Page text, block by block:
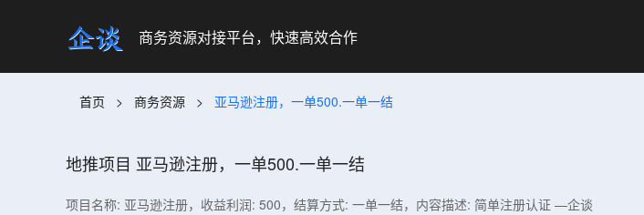
商务资源对接平台，快速高效合作
首页 > 商务资源 > 亚马逊注册，一单500.一单一结
地推项目 亚马逊注册，一单500.一单一结
项目名称: 亚马逊注册，收益利润: 500，结算方式: 一单一结，内容描述: 简单注册认证 —企谈